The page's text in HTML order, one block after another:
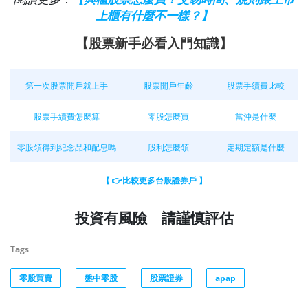
上櫃有什麼不一樣？】
【股票新手必看入門知識】
第一次股票開戶就上手 股票開戶年齡 股票手續費比較
股票手續費怎麼算 零股怎麼買 當沖是什麼
零股領得到紀念品和配息嗎 股利怎麼領 定期定額是什麼
【 👉比較更多台股證券戶 】
投資有風險 請謹慎評估
Tags
零股買賣 盤中零股 股票證券 apap